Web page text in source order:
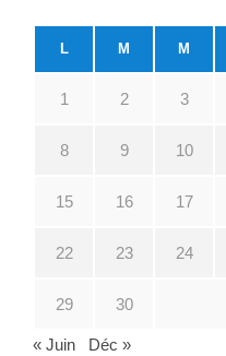
L M M
1 2 3
8 9 10
15 16 17
22 23 24
29 30
« Juin Déc »